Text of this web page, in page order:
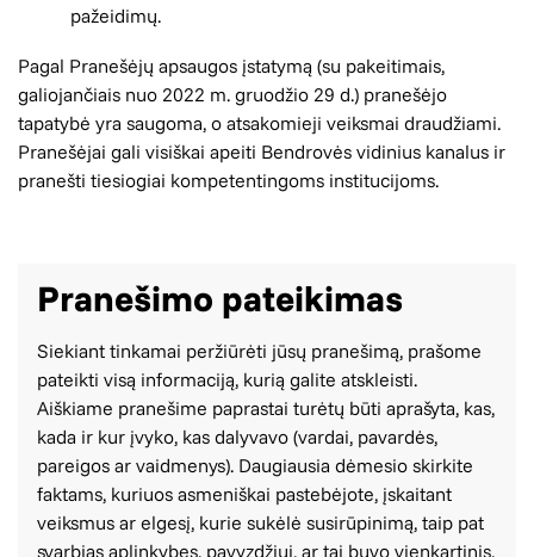
pažeidimų.
Pagal Pranešėjų apsaugos įstatymą (su pakeitimais,
galiojančiais nuo 2022 m. gruodžio 29 d.) pranešėjo
tapatybė yra saugoma, o atsakomieji veiksmai draudžiami.
Pranešėjai gali visiškai apeiti Bendrovės vidinius kanalus ir
pranešti tiesiogiai kompetentingoms institucijoms.
Pranešimo pateikimas
Siekiant tinkamai peržiūrėti jūsų pranešimą, prašome
pateikti visą informaciją, kurią galite atskleisti.
Aiškiame pranešime paprastai turėtų būti aprašyta, kas,
kada ir kur įvyko, kas dalyvavo (vardai, pavardės,
pareigos ar vaidmenys). Daugiausia dėmesio skirkite
faktams, kuriuos asmeniškai pastebėjote, įskaitant
veiksmus ar elgesį, kurie sukėlė susirūpinimą, taip pat
svarbias aplinkybes, pavyzdžiui, ar tai buvo vienkartinis,